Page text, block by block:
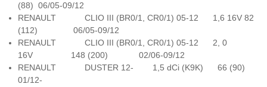
(88) 06/05-09/12
RENAULT CLIO III (BR0/1, CR0/1) 05-12 1,6 16V 82
(112) 06/05-09/12
RENAULT CLIO III (BR0/1, CR0/1) 05-12 2, 0
16V 148 (200) 02/06-09/12
RENAULT DUSTER 12- 1,5 dCi (K9K) 66 (90)
01/12-